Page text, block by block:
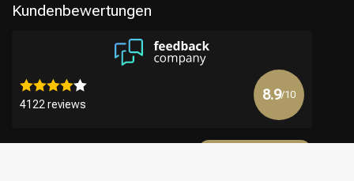
Kundenbewertungen
4122 reviews
8.9/10